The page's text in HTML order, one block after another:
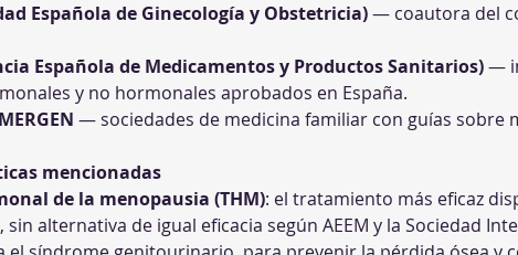
Española de Ginecología y Obstetricia) — coautora del
Española de Medicamentos y Productos Sanitarios) —
y no hormonales aprobados en España.
— sociedades de medicina familiar con guías sobre
mencionadas
de la menopausia (THM): el tratamiento más eficaz
alternativa de igual eficacia según AEEM y la Sociedad